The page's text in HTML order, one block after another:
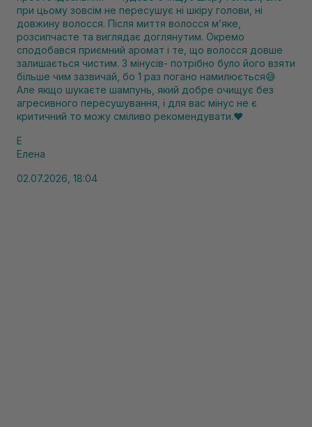
при цьому зовсім не пересушує ні шкіру голови, ні
довжину волосся. Після миття волосся м’яке,
розсипчасте та виглядає доглянутим. Окремо
сподобався приємний аромат і те, що волосся довше
залишається чистим. З мінусів- потрібно було його взяти
більше чим зазвичай, бо 1 раз погано намилюється😅
Але якщо шукаєте шампунь, який добре очищує без
агресивного пересушування, і для вас мінус не є
критичний то можу сміливо рекомендувати.❤️
Е
Елена
02.07.2026, 18:04